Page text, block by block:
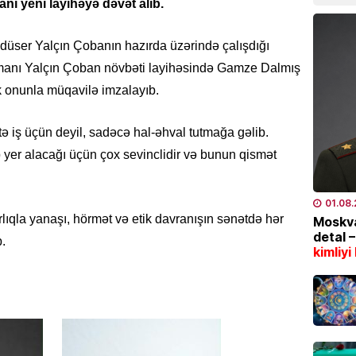
yeni layihəyə dəvət alıb.
Yalçın Çobanın hazırda üzərində çalışdığı
Yalçın Çoban növbəti layihəsində Gamze Dalmış
müqavilə imzalayıb.
iş üçün deyil, sadəcə hal-əhval tutmağa gəlib.
alacağı üçün çox sevinclidir və bunun qismət
yanaşı, hörmət və etik davranışın sənətdə hər
Ceki
TÜRK
HADISƏ
detal –
kimliyi